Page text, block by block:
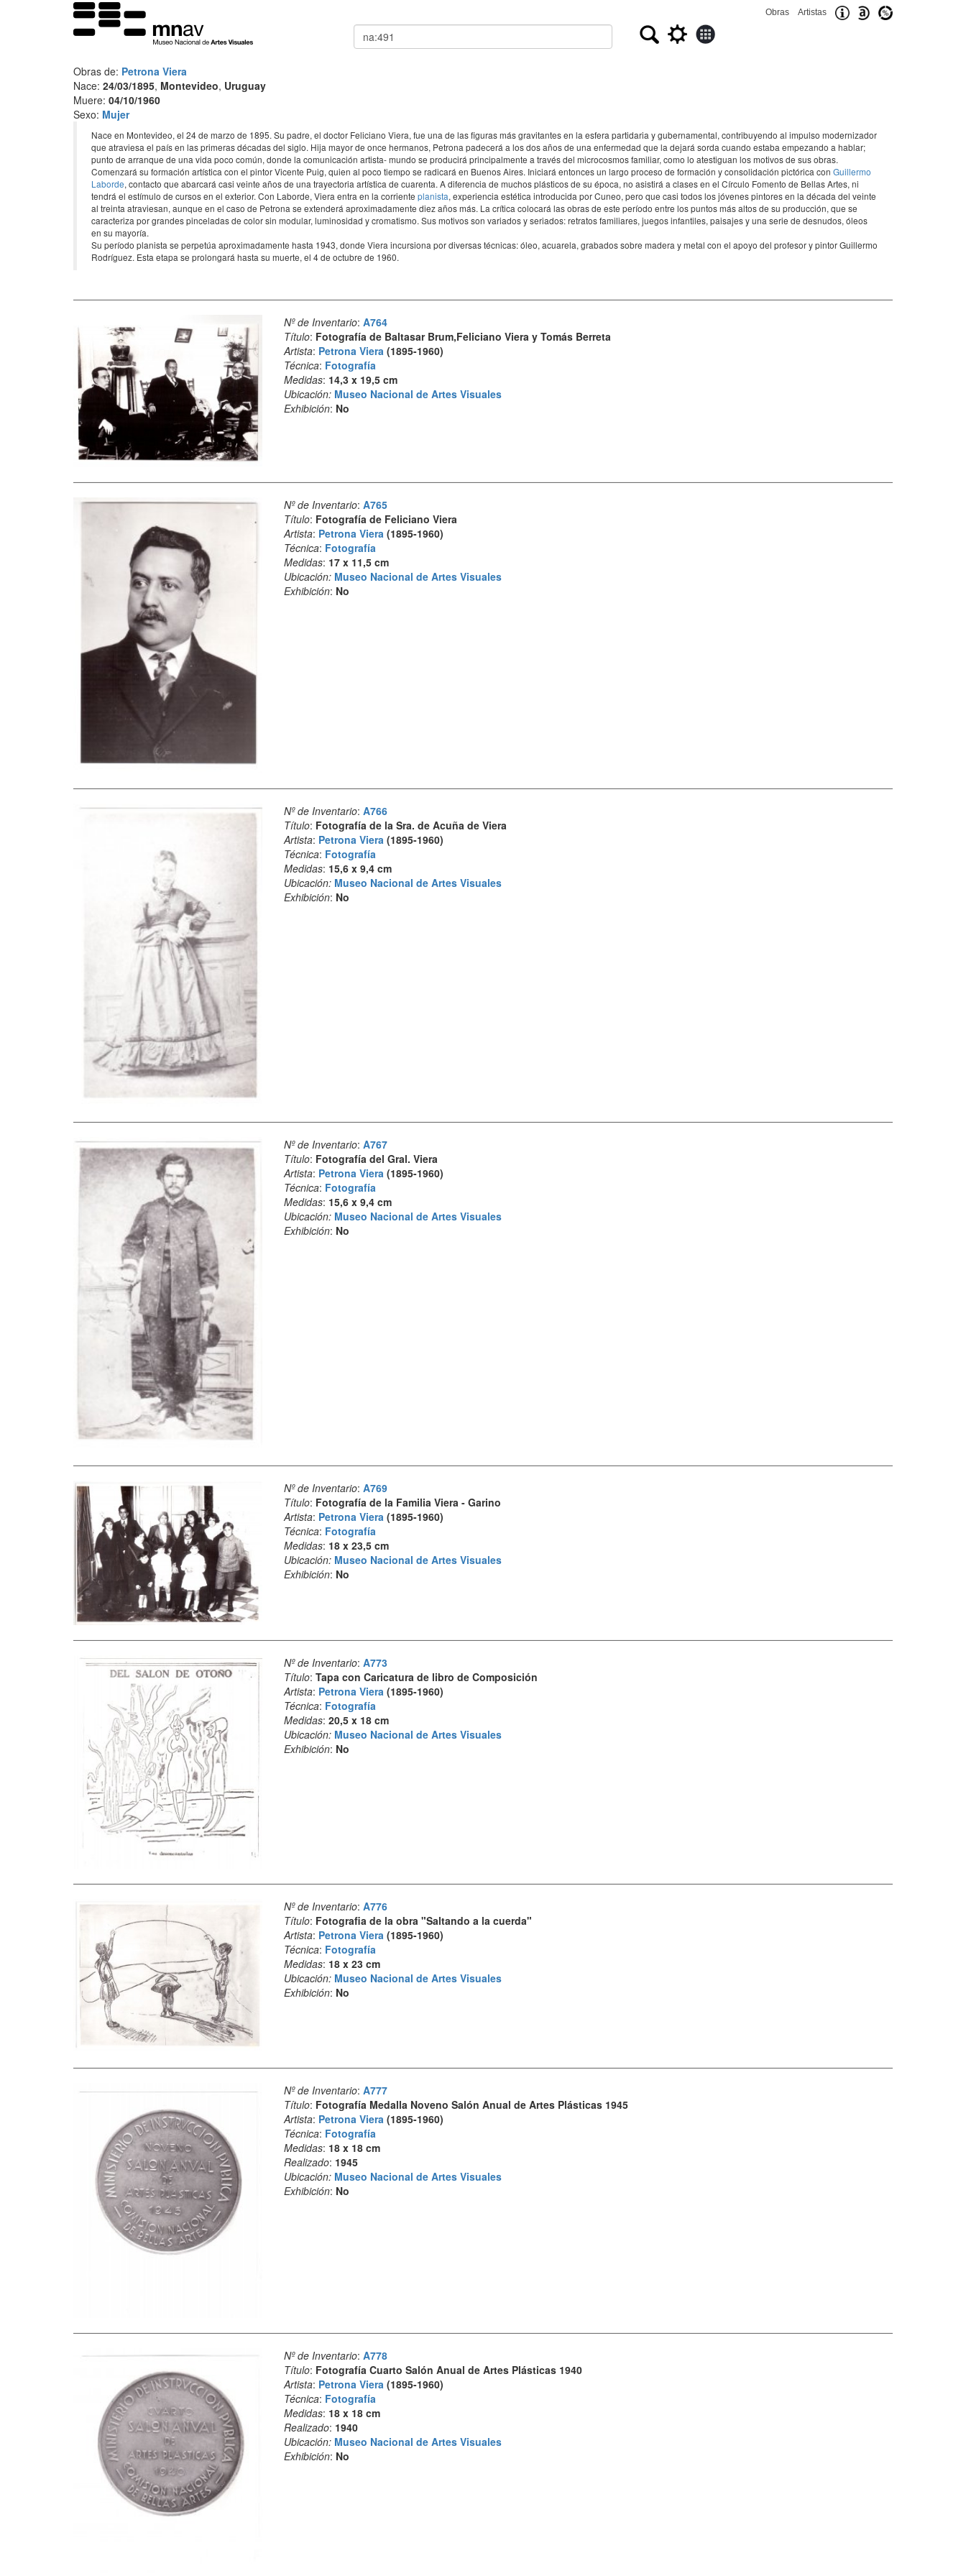
Obras Artistas
Buscar
Obras de: Petrona Viera
Nace: 24/03/1895, Montevideo, Uruguay
Muere: 04/10/1960
Sexo: Mujer
Nace en Montevideo, el 24 de marzo de 1895. Su padre, el doctor Feliciano Viera, fue una de las figuras más gravitantes en la esfera partidaria y gubernamental, contribuyendo al impulso modernizador
que atraviesa el país en las primeras décadas del siglo. Hija mayor de once hermanos, Petrona padecerá a los dos años de una enfermedad que la dejará sorda cuando estaba empezando a hablar;
punto de arranque de una vida poco común, donde la comunicación artista- mundo se producirá principalmente a través del microcosmos familiar, como lo atestiguan los motivos de sus obras.
Comenzará su formación artística con el pintor Vicente Puig, quien al poco tiempo se radicará en Buenos Aires. Iniciará entonces un largo proceso de formación y consolidación pictórica con Guillermo
Laborde, contacto que abarcará casi veinte años de una trayectoria artística de cuarenta. A diferencia de muchos plásticos de su época, no asistirá a clases en el Círculo Fomento de Bellas Artes, ni
tendrá el estímulo de cursos en el exterior. Con Laborde, Viera entra en la corriente planista, experiencia estética introducida por Cuneo, pero que casi todos los jóvenes pintores en la década del veinte
al treinta atraviesan, aunque en el caso de Petrona se extenderá aproximadamente diez años más. La crítica colocará las obras de este período entre los puntos más altos de su producción, que se
caracteriza por grandes pinceladas de color sin modular, luminosidad y cromatismo. Sus motivos son variados y seriados: retratos familiares, juegos infantiles, paisajes y una serie de desnudos, óleos
en su mayoría.
Su período planista se perpetúa aproximadamente hasta 1943, donde Viera incursiona por diversas técnicas: óleo, acuarela, grabados sobre madera y metal con el apoyo del profesor y pintor Guillermo
Rodríguez. Esta etapa se prolongará hasta su muerte, el 4 de octubre de 1960.
Nº de Inventario: A764
Título: Fotografía de Baltasar Brum,Feliciano Viera y Tomás Berreta
Artista: Petrona Viera(1895-1960)
Técnica: Fotografía
Medidas: 14,3 x 19,5 cm
Ubicación: Museo Nacional de Artes Visuales
Exhibición: No
Nº de Inventario: A765
Título: Fotografía de Feliciano Viera
Artista: Petrona Viera (1895-1960)
Técnica: Fotografía
Medidas: 17 x 11,5 cm
Ubicación: Museo Nacional de Artes Visuales
Exhibición: No
Nº de Inventario: A766
Título: Fotografía de la Sra. de Acuña de Viera
Artista: Petrona Viera (1895-1960)
Técnica: Fotografía
Medidas: 15,6 x 9,4 cm
Ubicación: Museo Nacional de Artes Visuales
Exhibición: No
Nº de Inventario: A767
Título: Fotografía del Gral. Viera
Artista: Petrona Viera (1895-1960)
Técnica: Fotografía
Medidas: 15,6 x 9,4 cm
Ubicación: Museo Nacional de Artes Visuales
Exhibición: No
Nº de Inventario: A769
Título: Fotografía de la Familia Viera - Garino
Artista: Petrona Viera (1895-1960)
Técnica: Fotografía
Medidas: 18 x 23,5 cm
Ubicación: Museo Nacional de Artes Visuales
Exhibición: No
Nº de Inventario: A773
Título: Tapa con Caricatura de libro de Composición
Artista: Petrona Viera(1895-1960)
Técnica: Fotografía
Medidas: 20,5 x 18 cm
Ubicación: Museo Nacional de Artes Visuales
Exhibición: No
Nº de Inventario: A776
Título: Fotografia de la obra "Saltando a la cuerda"
Artista: Petrona Viera(1895-1960)
Técnica: Fotografía
Medidas: 18 x 23 cm
Ubicación: Museo Nacional de Artes Visuales
Exhibición: No
Nº de Inventario: A777
Título: Fotografía Medalla Noveno Salón Anual de Artes Plásticas 1945
Artista: Petrona Viera (1895-1960)
Técnica: Fotografía
Medidas: 18 x 18 cm
Realizado: 1945
Ubicación: Museo Nacional de Artes Visuales
Exhibición: No
Nº de Inventario: A778
Título: Fotografía Cuarto Salón Anual de Artes Plásticas 1940
Artista: Petrona Viera (1895-1960)
Técnica: Fotografía
Medidas: 18 x 18 cm
Realizado: 1940
Ubicación: Museo Nacional de Artes Visuales
Exhibición: No